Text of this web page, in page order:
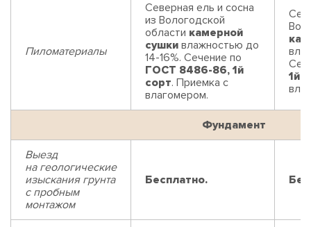
Пиломатериалы
Северная ель и сосна
из Вологодской
области камерной
сушки влажностью до
14-16%. Сечение по
ГОСТ 8486-86, 1й
сорт. Приемка с
влагомером.
1й
Фундамент
Выезд
на геологические
изыскания грунта
с пробным
монтажом
Бесплатно.